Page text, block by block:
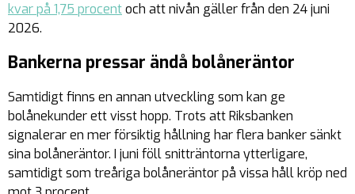
kvar på 1,75 procentoch att nivån gäller från den 24 juni
2026.
Bankerna pressar ändå bolåneräntor
Samtidigt finns en annan utveckling som kan ge
bolånekunder ett visst hopp. Trots att Riksbanken
signalerar en mer försiktig hållning har flera banker sänkt
sina bolåneräntor. I juni föll snitträntorna ytterligare,
samtidigt som treåriga bolåneräntor på vissa håll kröp ned